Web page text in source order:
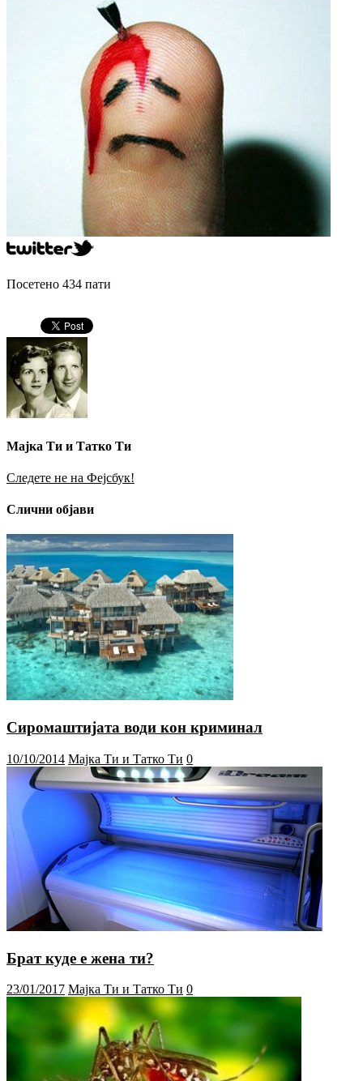
Посетено 434 пати
Мајка Ти и Татко Ти
Следете не на Фејсбук!
Слични објави
Сиромаштијата води кон криминал
10/10/2014 Мајка Ти и Татко Ти 0
Брат куде е жена ти?
23/01/2017 Мајка Ти и Татко Ти 0